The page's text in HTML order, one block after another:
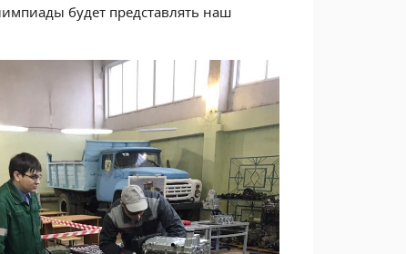
будет представлять наш